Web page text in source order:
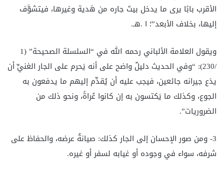
الأقرب بابًا يرى ما يدخل بيتَ جاره من هَدية وغيرها، فيتشوَّف
إليها، بخلاف الأبعد”؛ ا .هـ.
ويقول العلامة الألباني رحمه الله في “السلسلة الصحيحة” (1
/230): “وفي الحديث دليلٌ واضح على أنه يَحرم على الجار الغنيِّ أن
يدَع جيرانه جائعين، فيجب عليه أن يُقدِّم إليهم ما يدفعون به
الجوع، وكذلك ما يَكتسون به إن كانوا عُراةً، ونحو ذلك من
الضروريات”.
3- ومن صور الإحسان إلى الجار كذلك: صيانةُ عرضه، والحفاظ على
شرفه، سواء في وجوده أو غيابه لسفر أو غيره.